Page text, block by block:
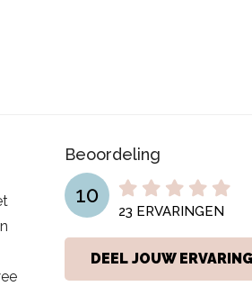
Beoordeling
10
23 ERVARINGEN
DEEL JOUW